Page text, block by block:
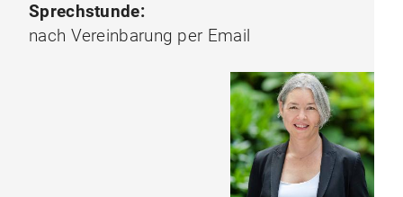
Sprechstunde:
nach Vereinbarung per Email